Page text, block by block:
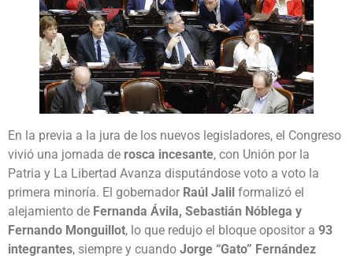
En la previa a la jura de los nuevos legisladores, el Congreso
vivió una jornada de rosca incesante, con Unión por la
Patria y La Libertad Avanza disputándose voto a voto la
primera minoría. El gobernador Raúl Jalil formalizó el
alejamiento de Fernanda Ávila, Sebastián Nóblega y
Fernando Monguillot, lo que redujo el bloque opositor a 93
integrantes, siempre y cuando Jorge “Gato” Fernández